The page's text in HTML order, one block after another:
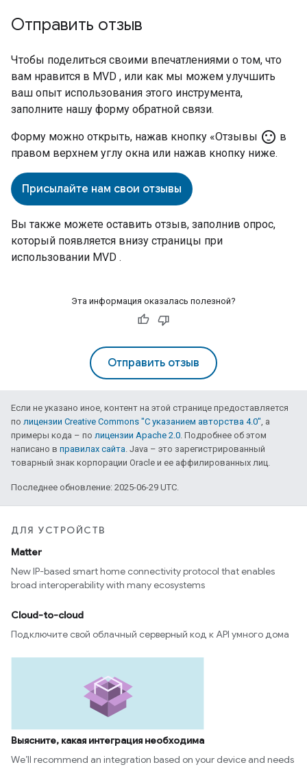
Отправить отзыв
Чтобы поделиться своими впечатлениями о том, что
вам нравится в MVD , или как мы можем улучшить
ваш опыт использования этого инструмента,
заполните нашу форму обратной связи.
Форму можно открыть, нажав кнопку «Отзывы sentiment_satisfied в
правом верхнем углу окна или нажав кнопку ниже.
Присылайте нам свои отзывы
Вы также можете оставить отзыв, заполнив опрос,
который появляется внизу страницы при
использовании MVD .
Эта информация оказалась полезной?
Отправить отзыв
Если не указано иное, контент на этой странице предоставляется
по лицензии Creative Commons "С указанием авторства 4.0" , а
примеры кода – по лицензии Apache 2.0 . Подробнее об этом
написано в правилах сайта . Java – это зарегистрированный
товарный знак корпорации Oracle и ее аффилированных лиц.
Последнее обновление: 2025-06-29 UTC.
ДЛЯ УСТРОЙСТВ
Matter
New IP-based smart home connectivity protocol that enables
broad interoperability with many ecosystems
Cloud-to-cloud
Подключите свой облачный серверный код к API умного дома
Выясните, какая интеграция необходима
We’ll recommend an integration based on your device and needs